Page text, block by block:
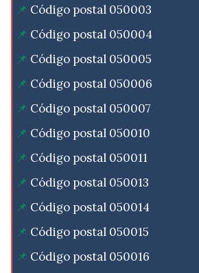
Código postal 050003
Código postal 050004
Código postal 050005
Código postal 050006
Código postal 050007
Código postal 050010
Código postal 050011
Código postal 050013
Código postal 050014
Código postal 050015
Código postal 050016